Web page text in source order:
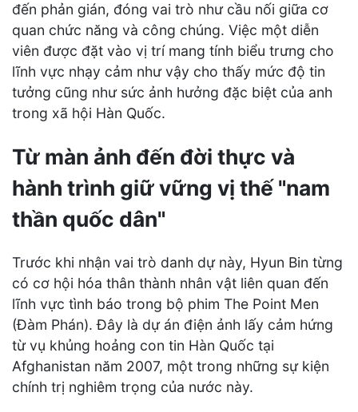
đến phản gián, đóng vai trò như cầu nối giữa cơ
quan chức năng và công chúng. Việc một diễn
viên được đặt vào vị trí mang tính biểu trưng cho
lĩnh vực nhạy cảm như vậy cho thấy mức độ tin
tưởng cũng như sức ảnh hưởng đặc biệt của anh
trong xã hội Hàn Quốc.
Từ màn ảnh đến đời thực và
hành trình giữ vững vị thế "nam
thần quốc dân"
Trước khi nhận vai trò danh dự này, Hyun Bin từng
có cơ hội hóa thân thành nhân vật liên quan đến
lĩnh vực tình báo trong bộ phim The Point Men
(Đàm Phán). Đây là dự án điện ảnh lấy cảm hứng
từ vụ khủng hoảng con tin Hàn Quốc tại
Afghanistan năm 2007, một trong những sự kiện
chính trị nghiêm trọng của nước này.